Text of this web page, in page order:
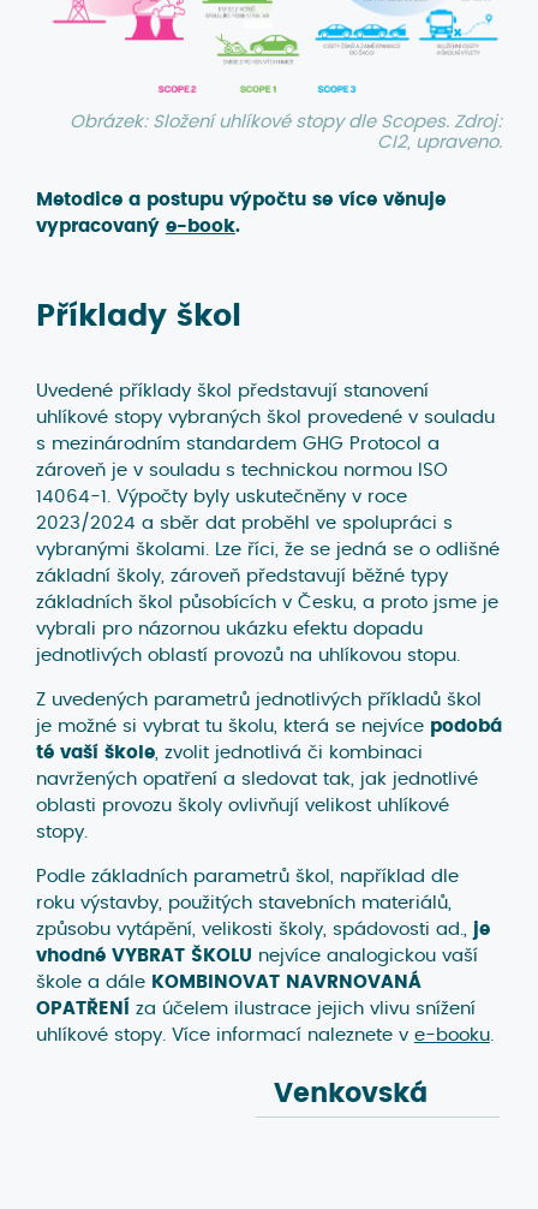
Obrázek: Složení uhlíkové stopy dle Scopes. Zdroj:
CI2, upraveno.
Metodice a postupu výpočtu se více věnuje
vypracovaný e-book.
Příklady škol
Uvedené příklady škol představují stanovení
uhlíkové stopy vybraných škol provedené v souladu
s mezinárodním standardem GHG Protocol a
zároveň je v souladu s technickou normou ISO
14064-1. Výpočty byly uskutečněny v roce
2023/2024 a sběr dat proběhl ve spolupráci s
vybranými školami. Lze říci, že se jedná se o odlišné
základní školy, zároveň představují běžné typy
základních škol působících v Česku, a proto jsme je
vybrali pro názornou ukázku efektu dopadu
jednotlivých oblastí provozů na uhlíkovou stopu.
Z uvedených parametrů jednotlivých příkladů škol
je možné si vybrat tu školu, která se nejvíce podobá
té vaší škole, zvolit jednotlivá či kombinaci
navržených opatření a sledovat tak, jak jednotlivé
oblasti provozu školy ovlivňují velikost uhlíkové
stopy.
Podle základních parametrů škol, například dle
roku výstavby, použitých stavebních materiálů,
způsobu vytápění, velikosti školy, spádovosti ad., je
vhodné VYBRAT ŠKOLU nejvíce analogickou vaší
škole a dále KOMBINOVAT NAVRNOVANÁ
OPATŘENÍ za účelem ilustrace jejich vlivu snížení
uhlíkové stopy. Více informací naleznete v e-booku.
Venkovská